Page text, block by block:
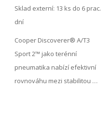
Sklad externí: 13 ks do 6 prac.
dní
Cooper Discoverer® A/T3
Sport 2™ jako terénní
pneumatika nabízí efektivní
rovnováhu mezi stabilitou …